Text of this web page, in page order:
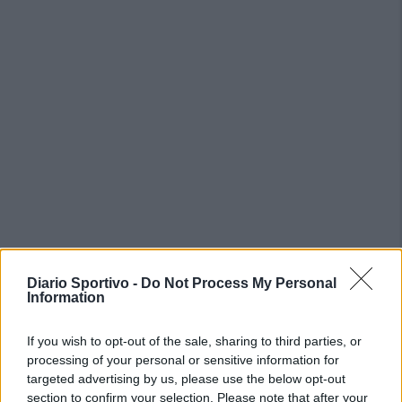
Diario Sportivo - Do Not Process My Personal
Information
If you wish to opt-out of the sale, sharing to third parties, or
processing of your personal or sensitive information for
targeted advertising by us, please use the below opt-out
section to confirm your selection. Please note that after your
PIÙ LETTI OGGI
Coppa Italia: gli accoppiamenti degli ottavi
di finale con i derby di Gallura, Barbagia e
Ogliastra
5 Ago 2026